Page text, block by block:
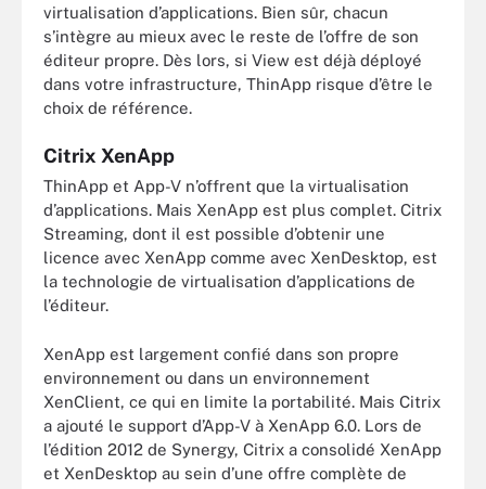
virtualisation d’applications. Bien sûr, chacun
s’intègre au mieux avec le reste de l’offre de son
éditeur propre. Dès lors, si View est déjà déployé
dans votre infrastructure, ThinApp risque d’être le
choix de référence.
Citrix XenApp
ThinApp et App-V n’offrent que la virtualisation
d’applications. Mais XenApp est plus complet. Citrix
Streaming, dont il est possible d’obtenir une
licence avec XenApp comme avec XenDesktop, est
la technologie de virtualisation d’applications de
l’éditeur.
XenApp est largement confié dans son propre
environnement ou dans un environnement
XenClient, ce qui en limite la portabilité. Mais Citrix
a ajouté le support d’App-V à XenApp 6.0. Lors de
l’édition 2012 de Synergy, Citrix a consolidé XenApp
et XenDesktop au sein d’une offre complète de